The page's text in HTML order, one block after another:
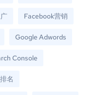
Facebook营销
Google Adwords
Console
名